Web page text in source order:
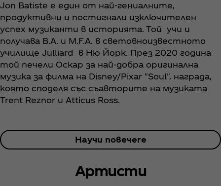
Jon Batiste е един от най-гениалните,
продуктивни и постигнали изключителен
успех музиканти в историята. Той учи и
получава B.A. и M.F.A. в световноизвестното
училище Julliard в Ню Йорк. През 2020 година
той печели Оскар за най-добра оригинална
музика за филма на Disney/Pixar "Soul", награда,
която споделя със съавторите на музиката
Trent Reznor и Atticus Ross.
Научи повечеre
Aртисти